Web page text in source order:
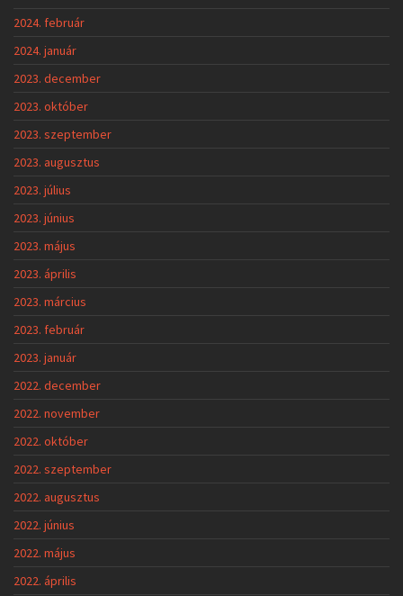
2024. február
2024. január
2023. december
2023. október
2023. szeptember
2023. augusztus
2023. július
2023. június
2023. május
2023. április
2023. március
2023. február
2023. január
2022. december
2022. november
2022. október
2022. szeptember
2022. augusztus
2022. június
2022. május
2022. április